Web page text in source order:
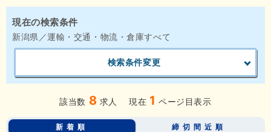
現在の検索条件
新潟県／運輸・交通・物流・倉庫すべて
検索条件変更
該当数 8 求人 現在 1 ページ目表示
新着順 締切間近順